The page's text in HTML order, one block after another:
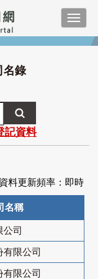
名錄
記資料
資料更新頻率：即時
名稱
司
限公司
限公司